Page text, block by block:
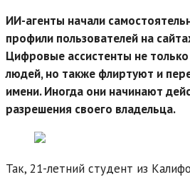
ИИ-агенты начали
профили пользователей на
Цифровые ассистенты не
людей, но также флиртуют и
имени. Иногда они начинают
разрешения своего владельца.
Так, 21-летний студент из